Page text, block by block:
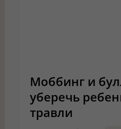
Моббинг и
уберечь
травли